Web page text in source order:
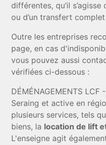
différentes, qu’il
ou d’un transfert
Outre les entreprises
page, en cas
vous pouvez aussi
vérifiées ci-dessous :
DÉMÉNAGEMENTS
Seraing et active en
plusieurs services, tels
biens, la location de lift
L'enseigne agit